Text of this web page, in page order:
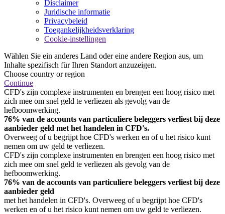
Disclaimer
Juridische informatie
Privacybeleid
Toegankelijkheidsverklaring
Cookie-instellingen
Wählen Sie ein anderes Land oder eine andere Region aus, um
Inhalte spezifisch für Ihren Standort anzuzeigen.
Choose country or region
Continue
CFD's zijn complexe instrumenten en brengen een hoog risico met
zich mee om snel geld te verliezen als gevolg van de
hefboomwerking.
76% van de accounts van particuliere beleggers verliest bij deze
aanbieder geld met het handelen in CFD's.
Overweeg of u begrijpt hoe CFD's werken en of u het risico kunt
nemen om uw geld te verliezen.
CFD's zijn complexe instrumenten en brengen een hoog risico met
zich mee om snel geld te verliezen als gevolg van de
hefboomwerking.
76% van de accounts van particuliere beleggers verliest bij deze
aanbieder geld
met het handelen in CFD's. Overweeg of u begrijpt hoe CFD's
werken en of u het risico kunt nemen om uw geld te verliezen.